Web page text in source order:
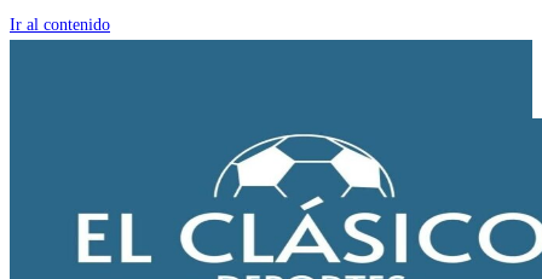
Ir al contenido